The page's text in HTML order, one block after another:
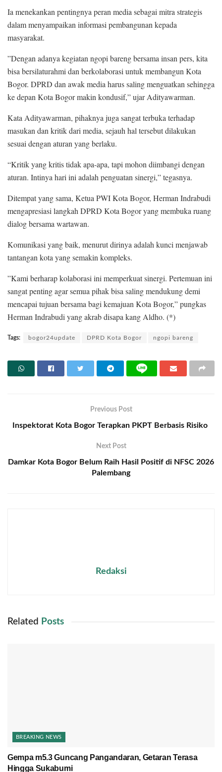
Ia menekankan pentingnya peran media sebagai mitra strategis
dalam menyampaikan informasi pembangunan kepada
masyarakat.
​”Dengan adanya kegiatan ngopi bareng bersama insan pers, kita
bisa bersilaturahmi dan berkolaborasi untuk membangun Kota
Bogor. DPRD dan awak media harus saling menguatkan sehingga
ke depan Kota Bogor makin kondusif,” ujar Adityawarman.
Kata Adityawarman, ​pihaknya juga sangat terbuka terhadap
masukan dan kritik dari media, sejauh hal tersebut dilakukan
sesuai dengan aturan yang berlaku.
“Kritik yang kritis tidak apa-apa, tapi mohon diimbangi dengan
aturan. Intinya hari ini adalah penguatan sinergi,” tegasnya.
Ditempat yang sama, Ketua PWI Kota Bogor, Herman Indrabudi
mengapresiasi langkah DPRD Kota Bogor yang membuka ruang
dialog bersama wartawan.
Komunikasi yang baik, menurut dirinya adalah kunci menjawab
tantangan kota yang semakin kompleks.
​”Kami berharap kolaborasi ini memperkuat sinergi. Pertemuan ini
sangat penting agar semua pihak bisa saling mendukung demi
mencapai tujuan bersama bagi kemajuan Kota Bogor,” pungkas
Herman Indrabudi yang akrab disapa kang Aldho. (*)
Tags: bogor24update DPRD Kota Bogor ngopi bareng
Previous Post
Inspektorat Kota Bogor Terapkan PKPT Berbasis Risiko
Next Post
Damkar Kota Bogor Belum Raih Hasil Positif di NFSC 2026
Palembang
Redaksi
Related Posts
BREAKING NEWS
Gempa m5.3 Guncang Pangandaran, Getaran Terasa
Hingga Sukabumi